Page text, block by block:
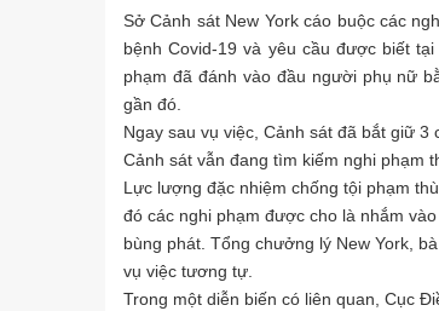
Sở Cảnh sát New York cáo buộc các
bệnh Covid-19 và yêu cầu được biết
phạm đã đánh vào đầu người phụ nữ
gần đó.
Ngay sau vụ việc, Cảnh sát đã bắt giữ
Cảnh sát vẫn đang tìm kiếm nghi phạm
Lực lượng đặc nhiệm chống tội phạm
đó các nghi phạm được cho là nhắm
bùng phát. Tổng chưởng lý New York,
vụ việc tương tự.
Trong một diễn biến có liên quan, Cục